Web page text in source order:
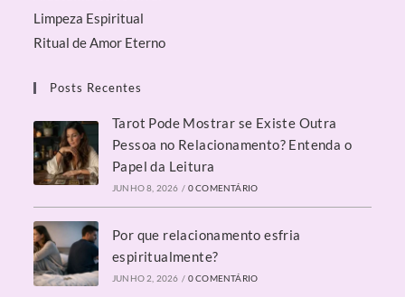
Limpeza Espiritual
Ritual de Amor Eterno
Posts Recentes
Tarot Pode Mostrar se Existe Outra
Pessoa no Relacionamento? Entenda o
Papel da Leitura
JUNHO 8, 2026 / 0 COMENTÁRIO
Por que relacionamento esfria
espiritualmente?
JUNHO 2, 2026 / 0 COMENTÁRIO